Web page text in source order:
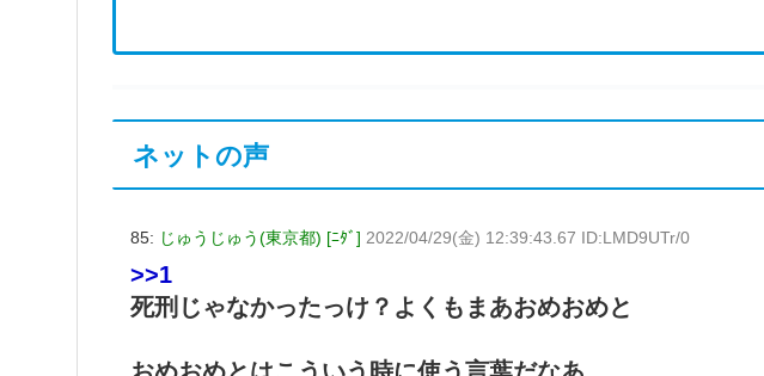
ネットの声
85: じゅうじゅう(東京都) [ﾆﾀﾞ] 2022/04/29(金) 12:39:43.67 ID:LMD9UTr/0
>>1
死刑じゃなかったっけ？よくもまあおめおめと